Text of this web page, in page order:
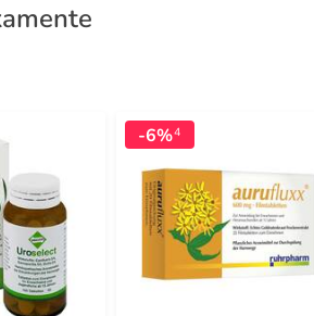
-6%4